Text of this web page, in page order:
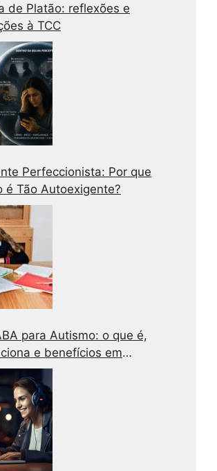
de Platão: reflexões e
à TCC
Perfeccionista: Por que
é Tão Autoexigente?
para Autismo: o que é,
e benefícios em
e adultos